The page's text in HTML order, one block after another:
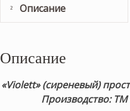
Описание
Описание
«Violett» (сиреневый)
Производство: ТМ